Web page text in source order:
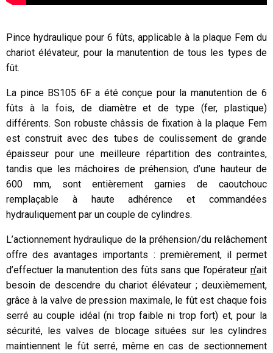
Pince hydraulique pour 6 fûts, applicable à la plaque Fem du
chariot élévateur, pour la manutention de tous les types de
fût.
La pince BS105 6F a été conçue pour la manutention de 6
fûts à la fois, de diamètre et de type (fer, plastique)
différents. Son robuste châssis de fixation à la plaque Fem
est construit avec des tubes de coulissement de grande
épaisseur pour une meilleure répartition des contraintes,
tandis que les mâchoires de préhension,d’une hauteur de
600 mm, sont entièrement garnies de caoutchouc
remplaçable à haute adhérence et commandées
hydrauliquement par un couple de cylindres.
L’actionnement hydraulique de la préhension/du relâchement
offre des avantages importants : premièrement, il permet
d’effectuer la manutention des fûts sans que l’opérateur n'ait
besoin de descendre du chariot élévateur ; deuxièmement,
grâce à la valve de pression maximale, le fût est chaque fois
serré au couple idéal (ni trop faible ni trop fort) et, pour la
sécurité, les valves de blocage situées sur les cylindres
maintiennent le fût serré, même en cas de sectionnement